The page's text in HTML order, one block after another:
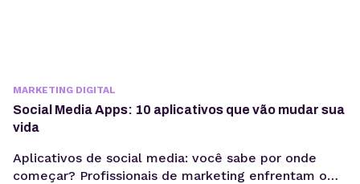
MARKETING DIGITAL
Social Media Apps: 10 aplicativos que vão mudar sua
vida
Aplicativos de social media: você sabe por onde
começar? Profissionais de marketing enfrentam o